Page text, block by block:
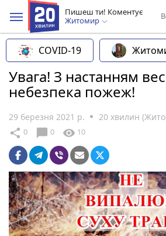
Пишеш ти! Коментує
Житомир
COVID-19
Увага! З настанням
небезпека пожеж!
29 березня 2021 р. 20 хвилин
share 0 chat_bubble 0 visibility 10